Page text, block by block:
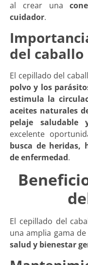
al crear una
cuidador.
del caballo
El cepillado del
polvo y los
estimula la
aceites naturales
pelaje saludable
excelente
busca de heridas,
de enfermedad.
El cepillado del
una amplia gama
salud y bienestar